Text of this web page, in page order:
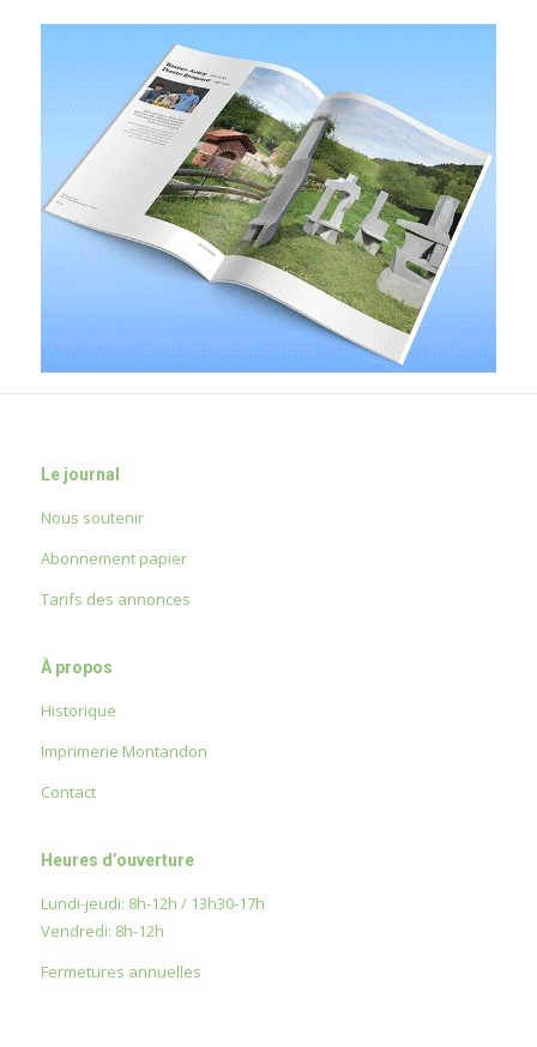
Le journal
Nous soutenir
Abonnement papier
Tarifs des annonces
À propos
Historique
Imprimerie Montandon
Contact
Heures d’ouverture
Lundi-jeudi: 8h-12h / 13h30-17h
Vendredi: 8h-12h
Fermetures annuelles